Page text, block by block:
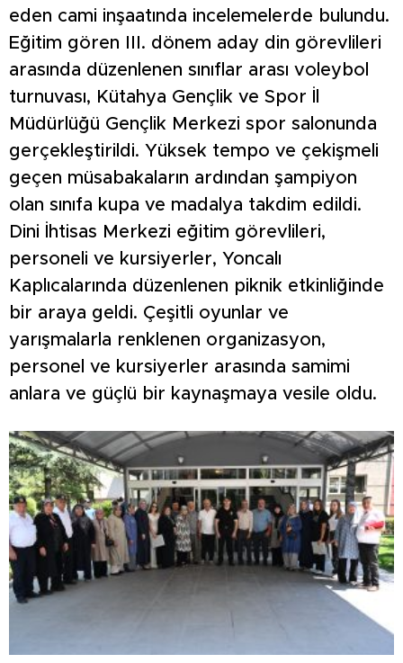
eden cami inşaatında incelemelerde bulundu.
Eğitim gören III. dönem aday din görevlileri
arasında düzenlenen sınıflar arası voleybol
turnuvası, Kütahya Gençlik ve Spor İl
Müdürlüğü Gençlik Merkezi spor salonunda
gerçekleştirildi. Yüksek tempo ve çekişmeli
geçen müsabakaların ardından şampiyon
olan sınıfa kupa ve madalya takdim edildi.
Dini İhtisas Merkezi eğitim görevlileri,
personeli ve kursiyerler, Yoncalı
Kaplıcalarında düzenlenen piknik etkinliğinde
bir araya geldi. Çeşitli oyunlar ve
yarışmalarla renklenen organizasyon,
personel ve kursiyerler arasında samimi
anlara ve güçlü bir kaynaşmaya vesile oldu.